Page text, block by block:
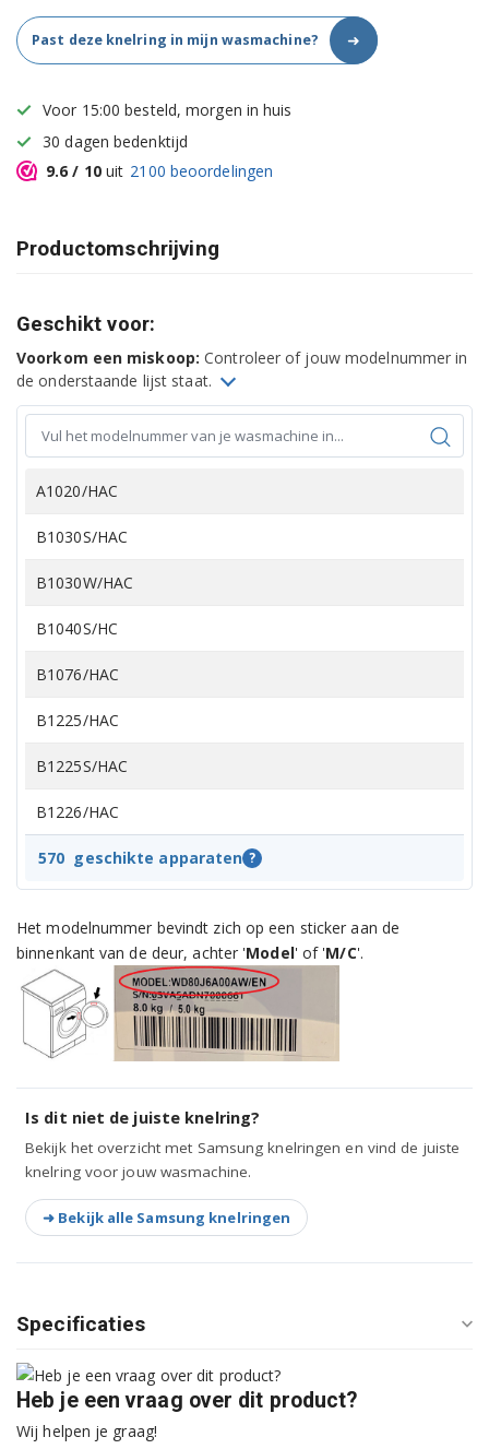
Past deze knelring in mijn wasmachine? ➜
Voor 15:00 besteld, morgen in huis
30 dagen bedenktijd
9.6 / 10uit 2100 beoordelingen
Productomschrijving
Geschikt voor:
Voorkom een miskoop: Controleer of jouw modelnummer in
de onderstaande lijst staat.
A1020/HAC
B1030S/HAC
B1030W/HAC
B1040S/HC
B1076/HAC
B1225/HAC
B1225S/HAC
B1226/HAC
B1226S/HAC
B1253SUU/HC
B1275S/HAC
B1275W/HAC
B1276GSC/HAC
B1276GWW/HAC
B1288NSC/HAC
B1288NWC/HAC
B1289NWC/HAC
B1483/HAC
570 geschikte apparaten ?
Het modelnummer bevindt zich op een sticker aan de
binnenkant van de deur, achter 'Model' of 'M/C'.
Is dit niet de juiste knelring?
Bekijk het overzicht met Samsung knelringen en vind de juiste
knelring voor jouw wasmachine.
➜ Bekijk alle Samsung knelringen
Specificaties
Heb je een vraag over dit product?
Wij helpen je graag!